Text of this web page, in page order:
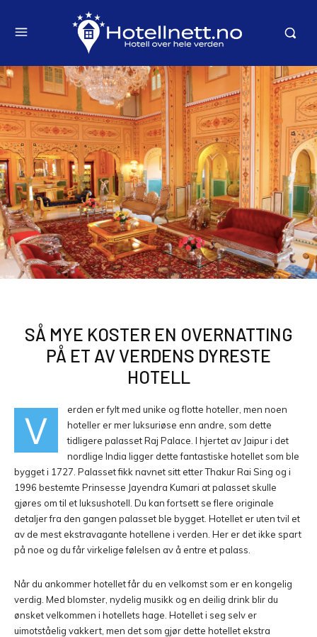
SÅ MYE KOSTER EN OVERNATTING
PÅ ET AV VERDENS DYRESTE
HOTELL
V
erden er fylt med unike og flotte hoteller, men noen
hoteller er mer luksuriøse enn andre, som dette
tidligere palasset Raj Palace. I hjertet av Jaipur i det
nordlige India ligger dette fantastiske hotellet som ble
bygget i 1727. Palasset fikk navnet sitt etter Thakur Rai Sing og i
1996 bestemte Prinsesse Jayendra Kumari at palasset skulle
gjøres om til et luksushotell. Du kan fortsett se flere originale
detaljer fra den gangen palasset ble bygget. Hotellet er uten tvil et
av de mest ekstravagante hotellene i verden. Her er det ikke spart
på noe og du får virkelige følelsen av å entre et palass.
Når du ankommer hotellet får du en velkomst som er en kongelig
verdig. Med blomster, nydelig musikk og en deilig drink blir du
ønsket velkommen i hotellets hage. Hotellet i seg selv er
uimotståelig vakkert, men det som gjør dette hotellet ekstra